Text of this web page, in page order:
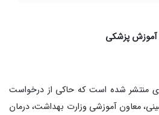
آموزش پزشکی
منتشر شده است که حاکی از درخواست
معاون آموزشی وزارت بهداشت، درمان